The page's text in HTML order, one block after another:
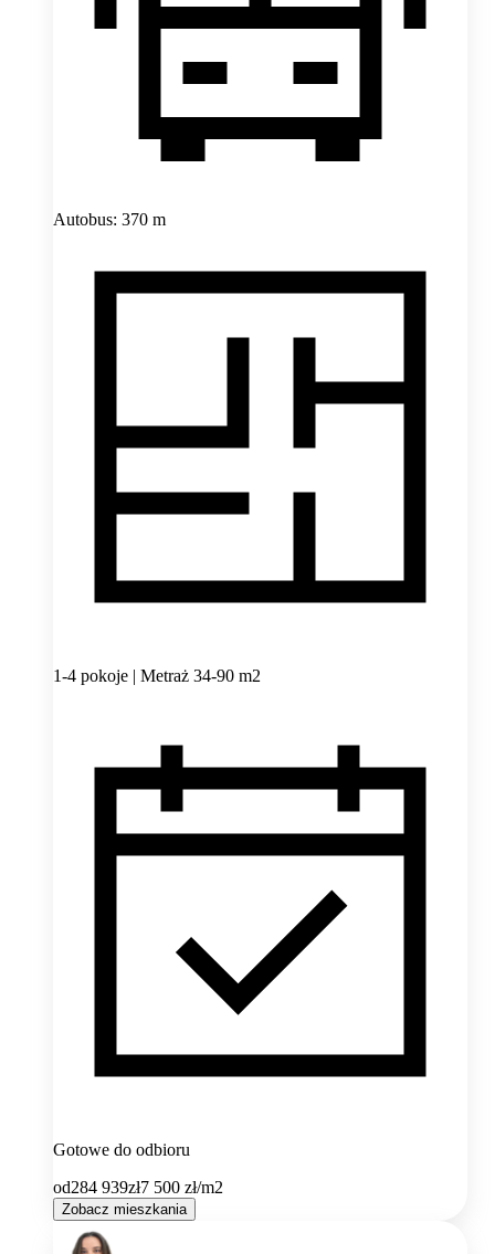
Autobus: 370 m
1-4 pokoje | Metraż 34-90 m2
Gotowe do odbioru
od284 939zł7 500 zł/m2
Zobacz mieszkania